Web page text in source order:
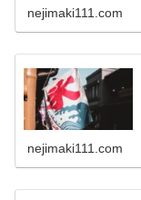
nejimaki111.com
nejimaki111.com